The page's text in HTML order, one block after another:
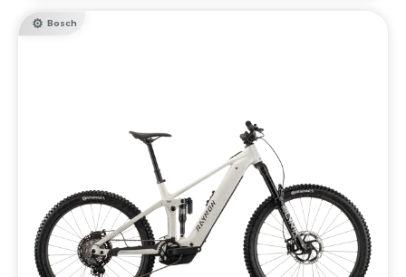
Bosch